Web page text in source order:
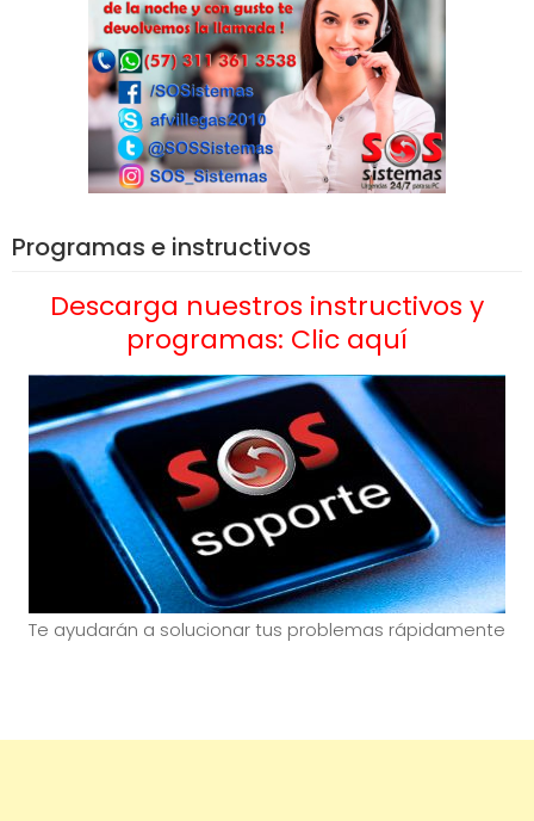
Programas e instructivos
Descarga nuestros instructivos y
programas: Clic aquí
Te ayudarán a solucionar tus problemas rápidamente